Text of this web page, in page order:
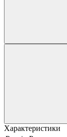
Характеристики